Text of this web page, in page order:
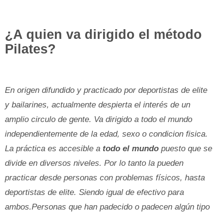
¿A quien va dirigido el método
Pilates?
En origen difundido y practicado por deportistas de elite
y bailarines, actualmente despierta el interés de un
amplio circulo de gente. Va dirigido a todo el mundo
independientemente de la edad, sexo o condicion fisica.
La práctica es accesible a todo el mundo puesto que se
divide en diversos niveles. Por lo tanto la pueden
practicar desde personas con problemas físicos, hasta
deportistas de elite. Siendo igual de efectivo para
ambos.Personas que han padecido o padecen algún tipo